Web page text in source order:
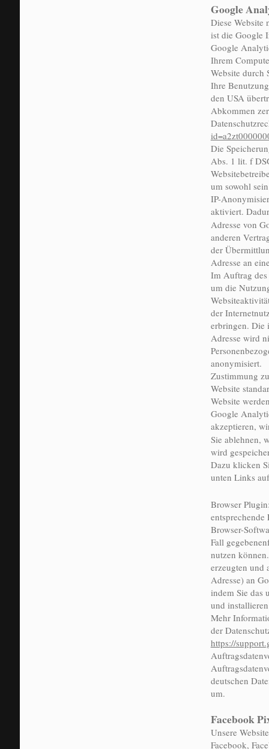
Google
Diese Website
ist die Google
Google
Ihrem
Website durch
Ihre
den USA
Abkommen
Die
Abs. 1 lit. f
um sowohl
IP-
aktiviert.
Adresse von
anderen
der
Adresse an
Im Auftrag des
um die
der
erbringen. Die
Adresse wird
anonymisiert.
Zustimmung
Website
Website
Google
akzeptieren,
Sie ablehnen,
wird
Dazu klicken
unten Links
Browser
Browser-
Fall
nutzen
erzeugten und
Adresse) an
indem Sie das
und
Mehr
der
https://
deutschen
um.
Facebook
Unsere
Facebook,